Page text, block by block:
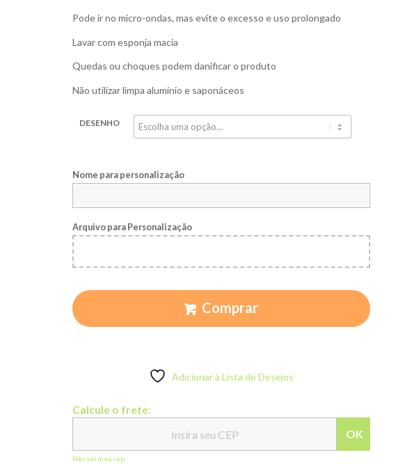
Pode ir no micro-ondas, mas evite o excesso e uso prolongado
Lavar com esponja macia
Quedas ou choques podem danificar o produto
Não utilizar limpa alumínio e saponáceos
DESENHO
Nome para personalização
Arquivo para Personalização
Comprar
Adicionar à Lista de Desejos
Calcule o frete:
OK
Não sei meu cep